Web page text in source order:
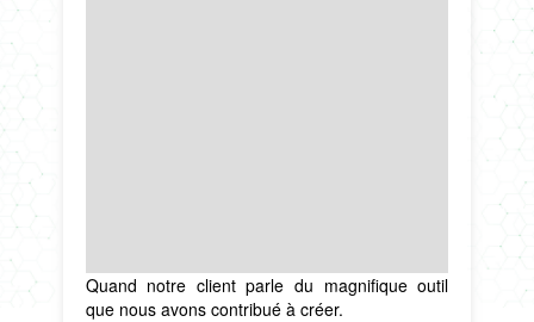
Quand notre client parle du magnifique outil
que nous avons contribué à créer.